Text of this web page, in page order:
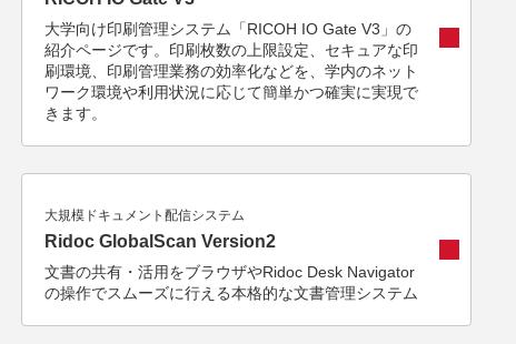
大学向け印刷管理システム「RICOH IO Gate V3」の
紹介ページです。印刷枚数の上限設定、セキュアな印
刷環境、印刷管理業務の効率化などを、学内のネット
ワーク環境や利用状況に応じて簡単かつ確実に実現で
きます。
大規模ドキュメント配信システム
Ridoc GlobalScan Version2
文書の共有・活用をブラウザやRidoc Desk Navigator
の操作でスムーズに行える本格的な文書管理システム